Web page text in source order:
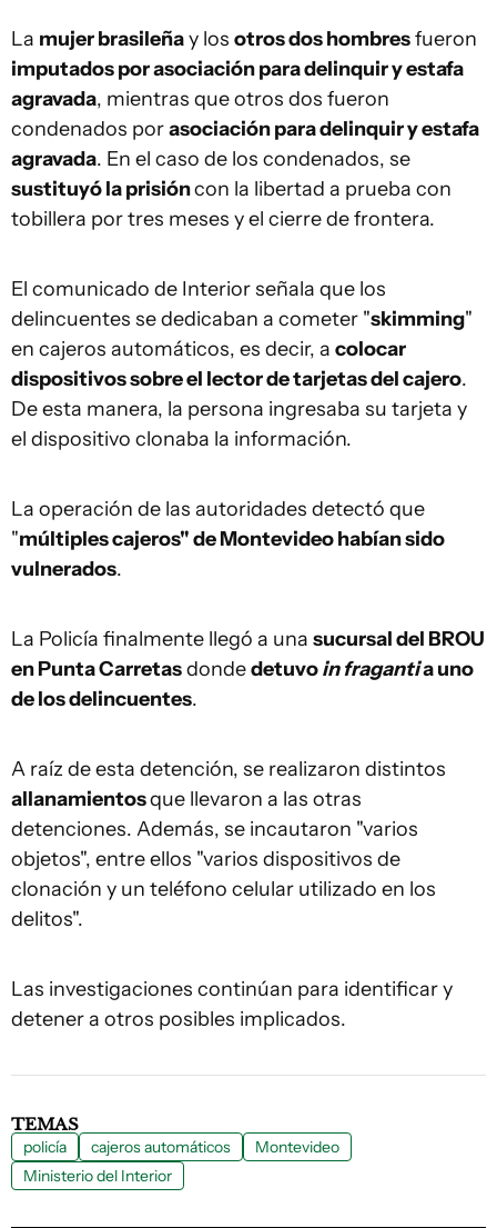
La mujer brasileñay los otros dos hombresfueron
imputados por asociación para delinquir y estafa
agravada, mientras que otros dos fueron
condenados porasociación para delinquir y estafa
agravada. En el caso de los condenados, se
sustituyó la prisióncon la libertad a prueba con
tobillera por tres meses y el cierre de frontera.
El comunicado de Interior señala que los
delincuentes se dedicaban a cometer "skimming"
en cajeros automáticos, es decir, a colocar
dispositivos sobre el lector de tarjetas del cajero.
De esta manera, la persona ingresaba su tarjeta y
el dispositivo clonaba la información.
La operación de las autoridades detectó que
"múltiples cajeros" de Montevideo habían sido
vulnerados.
La Policía finalmente llegó a una sucursal del BROU
en Punta Carretasdondedetuvoin fragantia uno
de los delincuentes.
A raíz de esta detención, se realizaron distintos
allanamientosque llevaron a las otras
detenciones. Además, se incautaron "varios
objetos", entre ellos "varios dispositivos de
clonación y un teléfono celular utilizado en los
delitos".
Las investigaciones continúan para identificar y
detener a otros posibles implicados.
TEMAS
policía cajeros automáticos
Montevideo
Ministerio del Interior